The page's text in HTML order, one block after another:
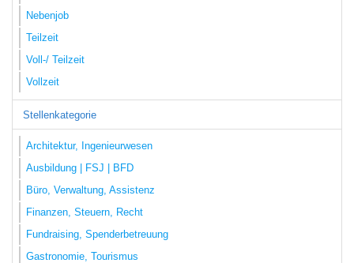
Nebenjob
Teilzeit
Voll-/ Teilzeit
Vollzeit
Stellenkategorie
Architektur, Ingenieurwesen
Ausbildung | FSJ | BFD
Büro, Verwaltung, Assistenz
Finanzen, Steuern, Recht
Fundraising, Spenderbetreuung
Gastronomie, Tourismus